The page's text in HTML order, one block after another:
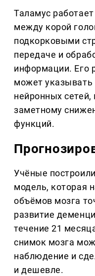
Таламус
между корой
подкорковыми
передаче и
информации. Его
может
нейронных
заметному
функций.
Учёные
модель, которая
объёмов мозга
развитие
течение 21
снимок мозга
наблюдение и
и дешевле.